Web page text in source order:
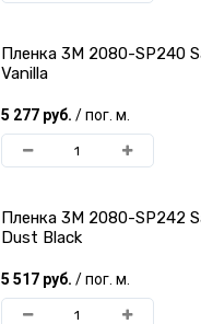
Пленка 3M 2080-SP240
Vanilla
5 277 руб. / пог. м.
Пленка 3M 2080-SP242
Dust Black
5 517 руб. / пог. м.